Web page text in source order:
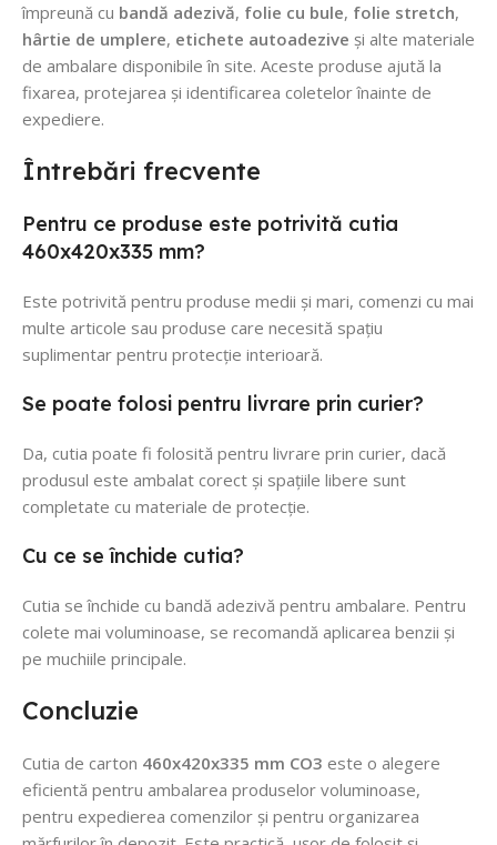
împreună cu bandă adezivă, folie cu bule, folie stretch,
hârtie de umplere, etichete autoadezive și alte materiale
de ambalare disponibile în site. Aceste produse ajută la
fixarea, protejarea și identificarea coletelor înainte de
expediere.
Întrebări frecvente
Pentru ce produse este potrivită cutia
460x420x335 mm?
Este potrivită pentru produse medii și mari, comenzi cu mai
multe articole sau produse care necesită spațiu
suplimentar pentru protecție interioară.
Se poate folosi pentru livrare prin curier?
Da, cutia poate fi folosită pentru livrare prin curier, dacă
produsul este ambalat corect și spațiile libere sunt
completate cu materiale de protecție.
Cu ce se închide cutia?
Cutia se închide cu bandă adezivă pentru ambalare. Pentru
colete mai voluminoase, se recomandă aplicarea benzii și
pe muchiile principale.
Concluzie
Cutia de carton 460x420x335 mm CO3 este o alegere
eficientă pentru ambalarea produselor voluminoase,
pentru expedierea comenzilor și pentru organizarea